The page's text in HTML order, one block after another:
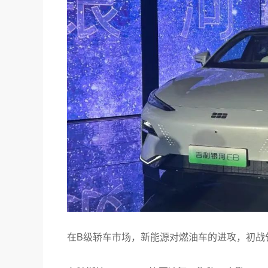
在B级轿车市场，新能源对燃油车的进攻，初战